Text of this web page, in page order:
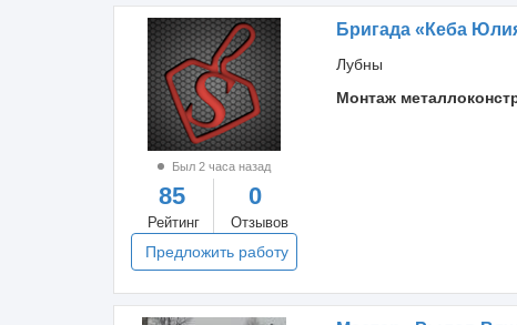
Был 2 часа назад
85
Рейтинг
0
Отзывов
Предложить работу
Бригада «Кеба
Лубны
Монтаж